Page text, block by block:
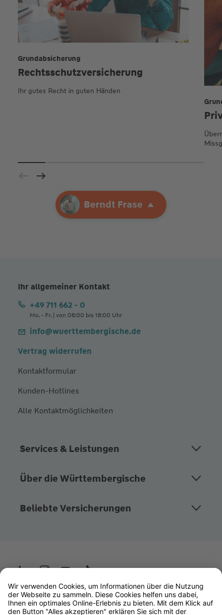
Ihre AgenturBerndt Frase
Berndt Frase
Rechtsschutz­versicherung
Grundabsicherung
Ihr gutes Recht in guten Händen
Ihr allgemeiner Kontakt
+49 711 662 - 0
Mo. - Fr. | von 08:00 bis 18:00 Uhr
info@wuerttembergische.de
Vertrag widerrufen
Kontaktformular
Kunden-Hotlines
Alle Kontaktmöglichkeiten
Services & Leistungen
Über die Württembergische
Beliebte Versicherungen
Wüstenrot
W&W Gruppe